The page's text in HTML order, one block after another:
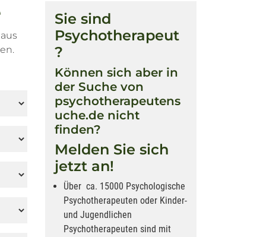
Sie sind
Psychotherapeut
?
Können sich aber in
der Suche von
psychotherapeutens
uche.de nicht
finden?
Melden Sie sich
jetzt an!
Über ca. 15000 Psychologische
Psychotherapeuten oder Kinder-
und Jugendlichen
Psychotherapeuten sind mit